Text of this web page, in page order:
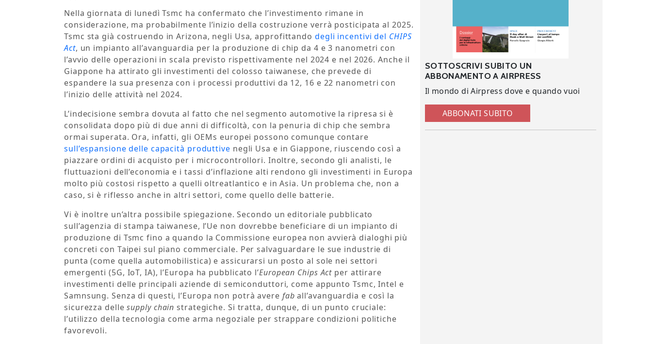
Nella giornata di lunedì Tsmc ha confermato che l’investimento rimane in
considerazione, ma probabilmente l’inizio della costruzione verrà posticipata al 2025.
Tsmc sta già costruendo in Arizona, negli Usa, approfittando degli incentivi del CHIPS
Act, un impianto all’avanguardia per la produzione di chip da 4 e 3 nanometri con
l’avvio delle operazioni in scala previsto rispettivamente nel 2024 e nel 2026. Anche il
Giappone ha attirato gli investimenti del colosso taiwanese, che prevede di
espandere la sua presenza con i processi produttivi da 12, 16 e 22 nanometri con
l’inizio delle attività nel 2024.
L’indecisione sembra dovuta al fatto che nel segmento automotive la ripresa si è
consolidata dopo più di due anni di difficoltà, con la penuria di chip che sembra
ormai superata. Ora, infatti, gli OEMs europei possono comunque contare
sull’espansione delle capacità produttive negli Usa e in Giappone, riuscendo così a
piazzare ordini di acquisto per i microcontrollori. Inoltre, secondo gli analisti, le
fluttuazioni dell’economia e i tassi d’inflazione alti rendono gli investimenti in Europa
molto più costosi rispetto a quelli oltreatlantico e in Asia. Un problema che, non a
caso, si è riflesso anche in altri settori, come quello delle batterie.
Vi è inoltre un’altra possibile spiegazione. Secondo un editoriale pubblicato
sull’agenzia di stampa taiwanese, l’Ue non dovrebbe beneficiare di un impianto di
produzione di Tsmc fino a quando la Commissione europea non avvierà dialoghi più
concreti con Taipei sul piano commerciale. Per salvaguardare le sue industrie di
punta (come quella automobilistica) e assicurarsi un posto al sole nei settori
emergenti (5G, IoT, IA), l’Europa ha pubblicato l’European Chips Act per attirare
investimenti delle principali aziende di semiconduttori, come appunto Tsmc, Intel e
Samnsung. Senza di questi, l’Europa non potrà avere faball’avanguardia e così la
sicurezza dellesupply chainstrategiche. Si tratta, dunque, di un punto cruciale:
l’utilizzo della tecnologia come arma negoziale per strappare condizioni politiche
favorevoli.
SOTTOSCRIVI SUBITO UN
ABBONAMENTO A AIRPRESS
Il mondo di Airpress dove e quando vuoi
ABBONATI SUBITO